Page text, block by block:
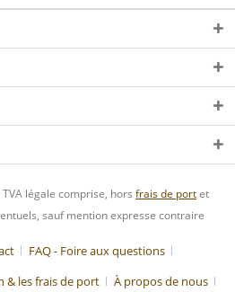
légale comprise, hors frais de portet
sauf mention expresse contraire
FAQ - Foire aux questions
& les frais de port
À propos de nous